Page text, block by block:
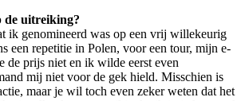
de uitreiking?
ik genomineerd was op een vrij willekeurig
een repetitie in Polen, voor een tour, mijn e-
de prijs niet en ik wilde eerst even
mij niet voor de gek hield. Misschien is
maar je wil toch even zeker weten dat het